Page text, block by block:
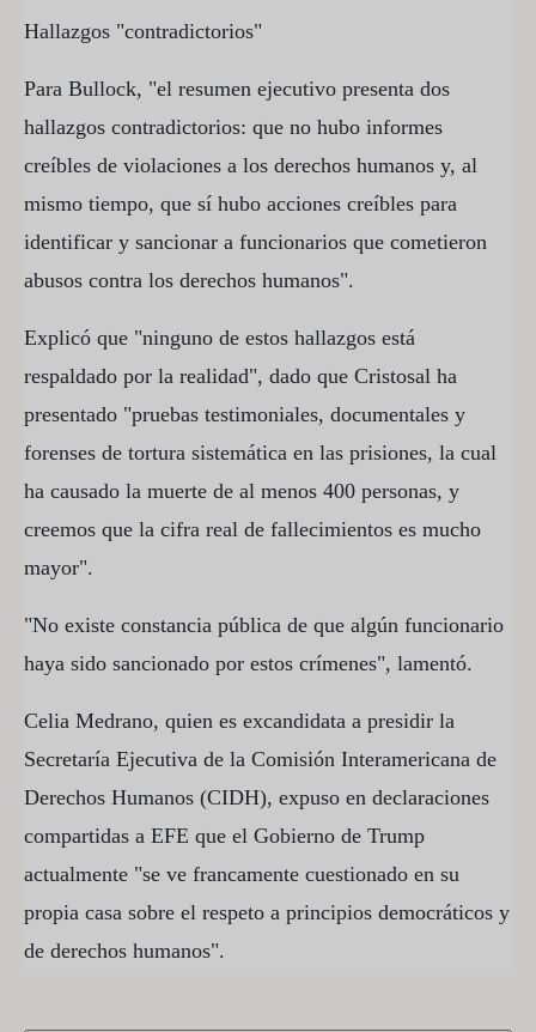
Hallazgos "contradictorios"
Para Bullock, "el resumen ejecutivo presenta dos
hallazgos contradictorios: que no hubo informes
creíbles de violaciones a los derechos humanos y, al
mismo tiempo, que sí hubo acciones creíbles para
identificar y sancionar a funcionarios que cometieron
abusos contra los derechos humanos".
Explicó que "ninguno de estos hallazgos está
respaldado por la realidad", dado que Cristosal ha
presentado "pruebas testimoniales, documentales y
forenses de tortura sistemática en las prisiones, la cual
ha causado la muerte de al menos 400 personas, y
creemos que la cifra real de fallecimientos es mucho
mayor".
"No existe constancia pública de que algún funcionario
haya sido sancionado por estos crímenes", lamentó.
Celia Medrano, quien es excandidata a presidir la
Secretaría Ejecutiva de la Comisión Interamericana de
Derechos Humanos (CIDH), expuso en declaraciones
compartidas a EFE que el Gobierno de Trump
actualmente "se ve francamente cuestionado en su
propia casa sobre el respeto a principios democráticos y
de derechos humanos".